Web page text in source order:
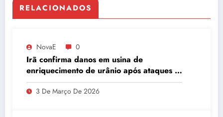
RELACIONADOS
NovaE 0
Irã confirma danos em usina de
enriquecimento de urânio após ataques e
embaixador evita detalhes sobre
quantidade de urânio enriquecido
3 De Março De 2026